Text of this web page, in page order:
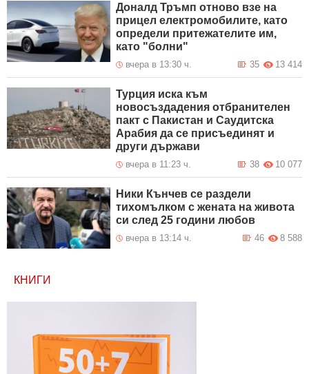
Доналд Тръмп отново взе на
прицел електромобилите, като
определи притежателите им,
като "болни"
вчера в 13:30 ч. 13 414
35
Турция иска към
новосъздадения отбранителен
пакт с Пакистан и Саудитска
Арабия да се присъединят и
други държави
вчера в 11:23 ч. 10 077
38
Ники Кънчев се раздели
тихомълком с жената на живота
си след 25 години любов
вчера в 13:14 ч. 8 588
46
КНИГИ